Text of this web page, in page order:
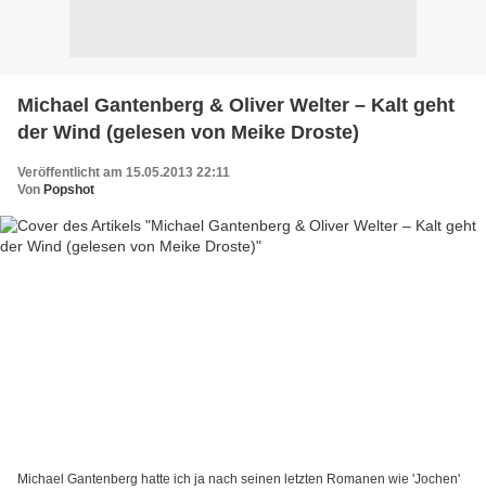
Michael Gantenberg & Oliver Welter – Kalt geht
der Wind (gelesen von Meike Droste)
Veröffentlicht am 15.05.2013 22:11
Von Popshot
Michael Gantenberg hatte ich ja nach seinen letzten Romanen wie 'Jochen'